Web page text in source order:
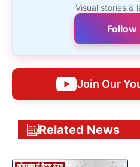
Visual stories &
Follow
Join Our
Related News